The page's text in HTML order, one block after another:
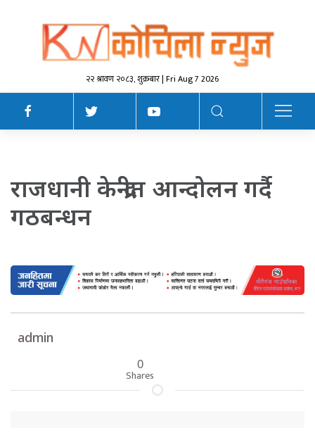
२२ श्रावण २०८३, शुक्रबार | Fri Aug 7 2026
राजधानी केन्द्रीत आन्दोलन गर्दै
गठबन्धन
admin
0
Shares